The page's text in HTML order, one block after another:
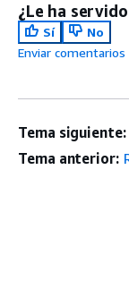
¿Le ha
Sí
No
Enviar comentarios
Tema siguiente:
Tema anterior: